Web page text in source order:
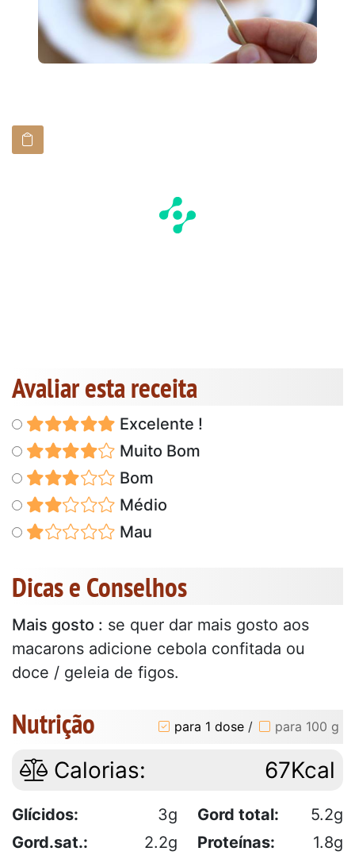
Avaliar esta receita
Excelente !
Muito Bom
Bom
Médio
Mau
Dicas e Conselhos
Mais gosto : se quer dar mais gosto aos
macarons adicione cebola confitada ou
doce / geleia de figos.
Nutrição para 1 dose / para 100 g
Calorias: 67Kcal
Glícidos: 3g Gord total:
5.2g
Gord.sat.:
2.2g Proteínas:
1.8g